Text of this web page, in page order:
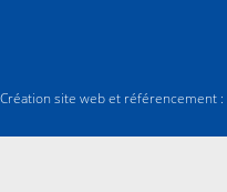
Création site web et référencement :